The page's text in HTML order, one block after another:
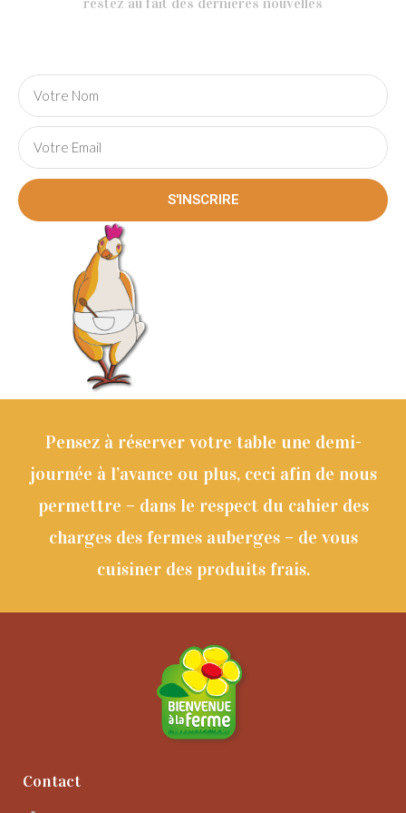
S'INSCRIRE
Pensez à réserver votre table une demi-
journée à l’avance ou plus, ceci afin de nous
permettre – dans le respect du cahier des
charges des fermes auberges – de vous
cuisiner des produits frais.
Contact